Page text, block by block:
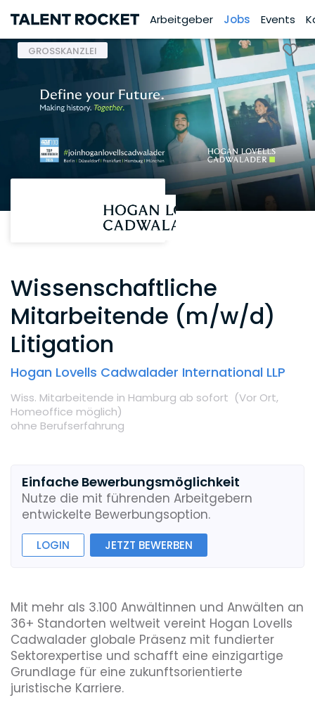
Arbeitgeber Jobs Events
GROSSKANZLEI
Wissenschaftliche
Mitarbeitende (m/w/d)
Litigation
Hogan Lovells Cadwalader International LLP
Wiss. Mitarbeitende in Hamburg ab sofort (Vor Ort,
Homeoffice möglich)
ohne Berufserfahrung
Einfache Bewerbungsmöglichkeit
Nutze die mit führenden Arbeitgebern
entwickelte Bewerbungsoption.
LOGIN JETZT BEWERBEN
Mit mehr als 3.100 Anwältinnen und Anwälten an
36+ Standorten weltweit vereint Hogan Lovells
Cadwalader globale Präsenz mit fundierter
Sektorexpertise und schafft eine einzigartige
Grundlage für eine zukunftsorientierte
juristische Karriere.